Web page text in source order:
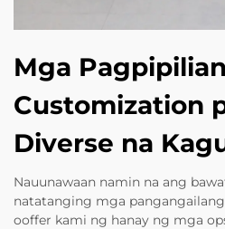
Mga
Customization
Diverse na
Nauunawaan namin na ang
natatanging mga
ooffer kami ng hanay ng mga